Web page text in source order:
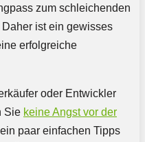
zum schleichenden
ist ein gewisses
erfolgreiche
oder Entwickler
Sie keine Angst vor der
paar einfachen Tipps